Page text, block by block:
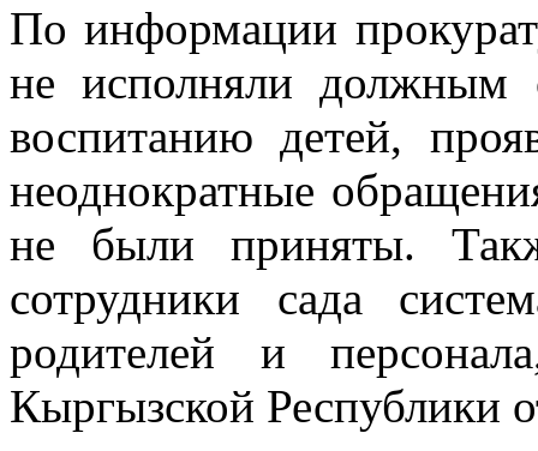
По информации
не исполняли должным
воспитанию детей,
неоднократные
не были приняты.
сотрудники сада
родителей и
Кыргызской Республики